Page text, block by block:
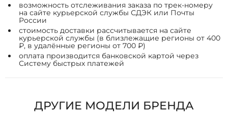
возможность отслеживания заказа по трек-номеру
на сайте курьерской службы СДЭК или Почты
России
стоимость доставки рассчитывается на сайте
курьерской службы (в близлежащие регионы от 400
₽, в удалённые регионы от 700 ₽)
оплата производится банковской картой через
Систему быстрых платежей
ДРУГИЕ МОДЕЛИ БРЕНДА